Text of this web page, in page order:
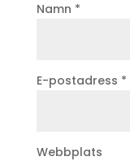
Namn *
E-postadress *
Webbplats